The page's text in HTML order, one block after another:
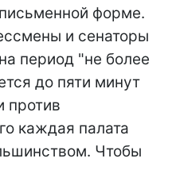
форме.
и сенаторы
период "не более
до пяти минут
против
каждая палата
Чтобы